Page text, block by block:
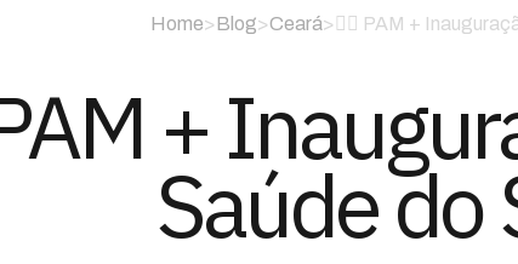
Home> Blog>Ceará> 🙋‍♀️ PAM +
+
Saúde do